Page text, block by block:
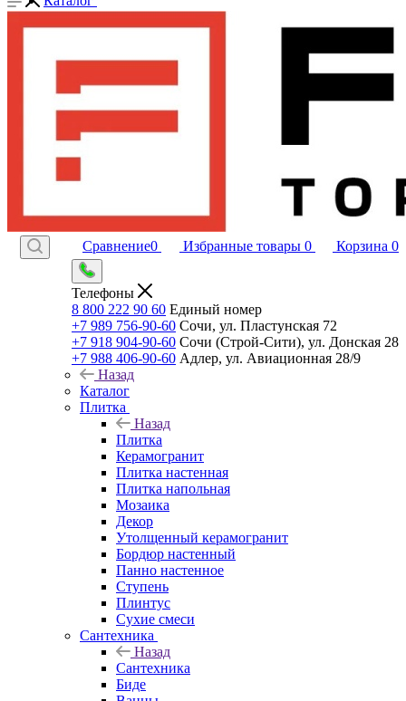
Сравнение0 Избранные товары 0 Корзина 0
Телефоны
8 800 222 90 60 Единый номер
+7 989 756-90-60 Сочи, ул. Пластунская 72
+7 918 904-90-60 Сочи (Строй-Сити), ул. Донская 28
+7 988 406-90-60 Адлер, ул. Авиационная 28/9
Назад
Каталог
Плитка
Назад
Плитка
Керамогранит
Плитка настенная
Плитка напольная
Мозаика
Декор
Утолщенный керамогранит
Бордюр настенный
Панно настенное
Ступень
Плинтус
Сухие смеси
Сантехника
Назад
Сантехника
Биде